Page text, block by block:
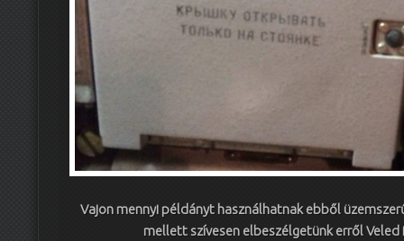
Vajon mennyi példányt használhatnak ebből
mellett szívesen elbeszélgetünk erről Veled